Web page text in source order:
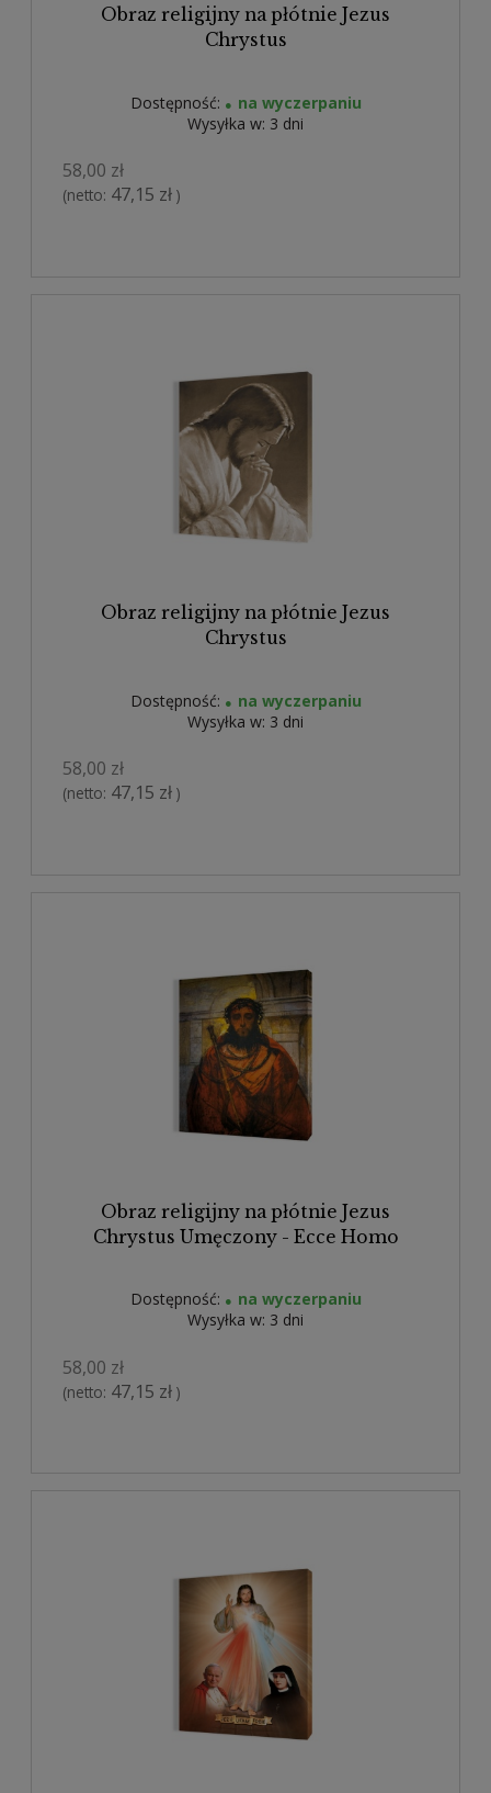
Obraz religijny na płótnie Jezus
Chrystus
Dostępność:
na wyczerpaniu
Wysyłka w: 3 dni
58,00 zł
(netto: 47,15 zł )
Obraz religijny na płótnie Jezus
Chrystus
Dostępność:
na wyczerpaniu
Wysyłka w: 3 dni
58,00 zł
(netto: 47,15 zł )
Obraz religijny na płótnie Jezus
Chrystus Umęczony - Ecce Homo
Dostępność:
na wyczerpaniu
Wysyłka w: 3 dni
58,00 zł
(netto: 47,15 zł )